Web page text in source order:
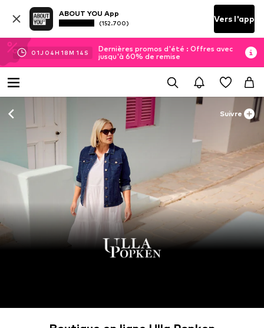
ABOUT YOU App
(152.700) Vers l'app
01J 04H 18M 12 S
Dernières promos d'été : Offres avec
jusqu'à 60% de remise
Suivre